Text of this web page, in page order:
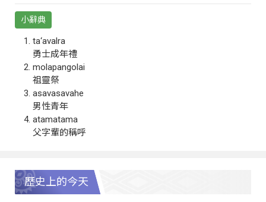
小辭典
ta‘avalra
勇士成年禮
molapangolai
祖靈祭
asavasavahe
男性青年
atamatama
父字輩的稱呼
歷史上的今天